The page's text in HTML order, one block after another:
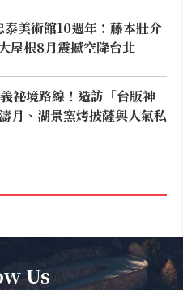
美術館10週年：藤本壯介
屋根8月震撼空降台北
祕境路線！造訪「台版神
月、湖景窯烤披薩與人氣私
Us